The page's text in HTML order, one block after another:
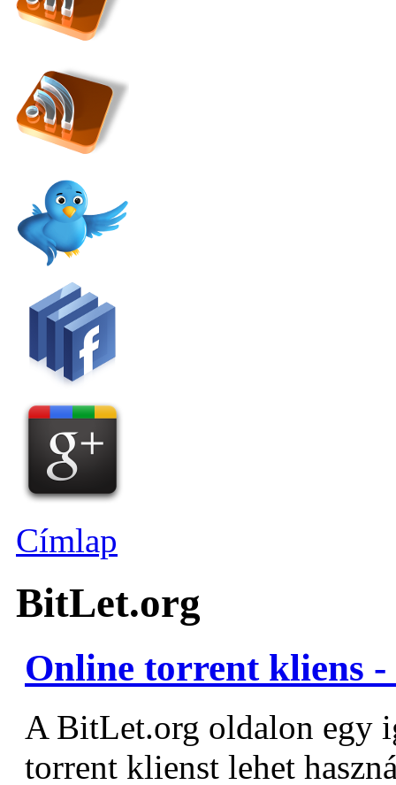
Címlap
BitLet.org
Online torrent kliens
A BitLet.org oldalon egy
torrent klienst lehet